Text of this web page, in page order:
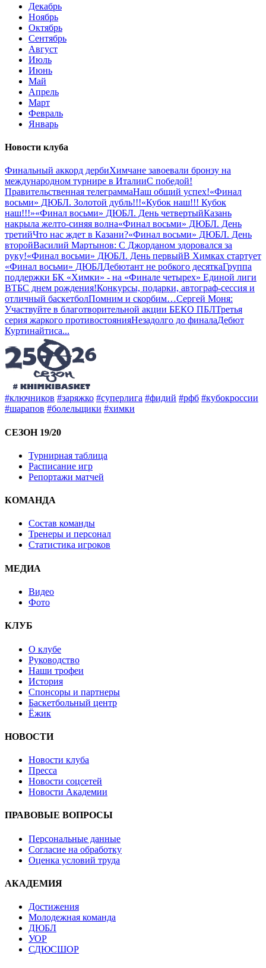
Декабрь
Ноябрь
Октябрь
Сентябрь
Август
Июль
Июнь
Май
Апрель
Март
Февраль
Январь
Новости клуба
Финальный аккорд дербиХимчане завоевали бронзу на
международном турнире в ИталииС победой!
Правительственная телеграммаНаш общий успех!«Финал
восьми» ДЮБЛ. Золотой дубль!!!«Кубок наш!!! Кубок
наш!!!»«Финал восьми» ДЮБЛ. День четвертыйКазань
накрыла желто-синяя волна«Финал восьми» ДЮБЛ. День
третийЧто нас ждет в Казани?«Финал восьми» ДЮБЛ. День
второйВасилий Мартынов: С Джорданом здоровался за
руку!«Финал восьми» ДЮБЛ. День первыйВ Химках стартует
«Финал восьми» ДЮБЛДебютант не робкого десяткаГруппа
поддержки БК «Химки» - на «Финале четырех» Единой лиги
ВТБС днем рождения!Конкурсы, подарки, автограф-сессия и
отличный баскетболПомним и скорбим…Сергей Моня:
Участвуйте в благотворительной акции БЕКО ПБЛТретья
серия жаркого противостоянияНезадолго до финалаДебют
Куртинайтиса...
#ключников #заряжко #суперлига #фидий #рфб #кубокроссии
#шарапов #болельщики #химки
СЕЗОН 19/20
Турнирная таблица
Расписание игр
Репортажи матчей
КОМАНДА
Состав команды
Тренеры и персонал
Статистика игроков
МЕДИА
Видео
Фото
КЛУБ
О клубе
Руководство
Наши трофеи
История
Спонсоры и партнеры
Баскетбольный центр
Ёжик
НОВОСТИ
Новости клуба
Пресса
Новости соцсетей
Новости Академии
ПРАВОВЫЕ ВОПРОСЫ
Персональные данные
Согласие на обработку
Оценка условий труда
АКАДЕМИЯ
Достижения
Молодежная команда
ДЮБЛ
УОР
СДЮСШОР